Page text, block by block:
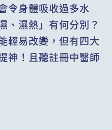
令身體吸收過多水
、濕熱」有何分別？
輕易改變，但有四大
神！且聽註冊中醫師